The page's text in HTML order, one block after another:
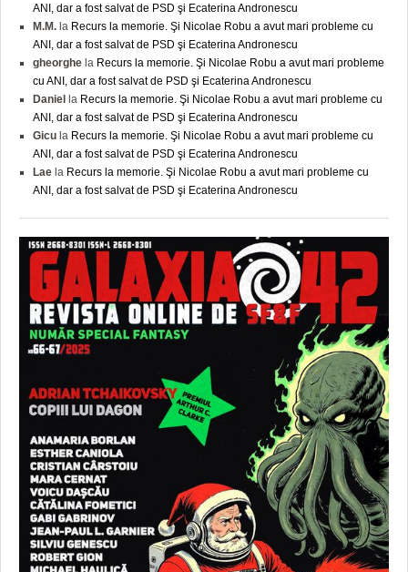
ANI, dar a fost salvat de PSD şi Ecaterina Andronescu
M.M. la Recurs la memorie. Şi Nicolae Robu a avut mari probleme cu
ANI, dar a fost salvat de PSD şi Ecaterina Andronescu
gheorghe la Recurs la memorie. Şi Nicolae Robu a avut mari probleme
cu ANI, dar a fost salvat de PSD şi Ecaterina Andronescu
Daniel
la Recurs la memorie. Şi Nicolae Robu a avut mari probleme cu
ANI, dar a fost salvat de PSD şi Ecaterina Andronescu
Gicu la Recurs la memorie. Şi Nicolae Robu a avut mari probleme cu
ANI, dar a fost salvat de PSD şi Ecaterina Andronescu
Lae la Recurs la memorie. Şi Nicolae Robu a avut mari probleme cu
ANI, dar a fost salvat de PSD şi Ecaterina Andronescu